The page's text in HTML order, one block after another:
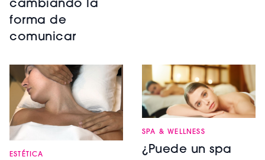
cambiando la
forma de
comunicar
ESTÉTICA
SPA & WELLNESS
¿Puede un spa